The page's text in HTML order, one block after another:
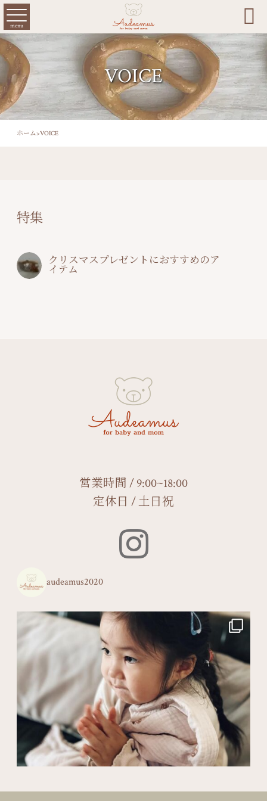
menu 
VOICE
ホーム>VOICE
特集
クリスマスプレゼントにおすすめのア
イテム
営業時間 / 9:00~18:00
定休日 / 土日祝
audeamus2020